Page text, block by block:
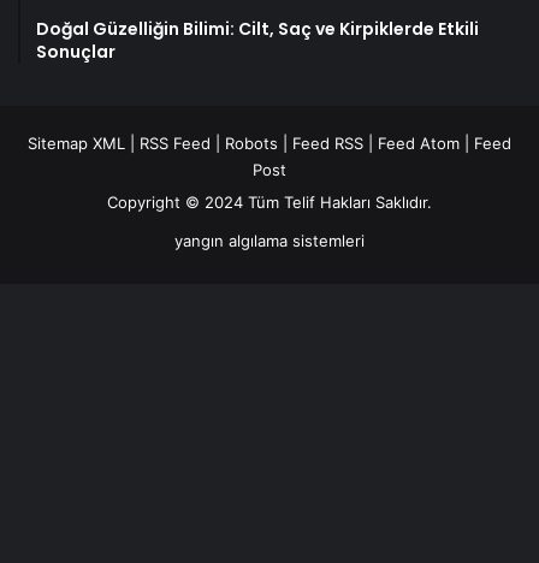
Doğal Güzelliğin Bilimi: Cilt, Saç ve Kirpiklerde Etkili
Sonuçlar
Sitemap XML RSS Feed Robots Feed RSS Feed Atom
Feed
Post
Copyright © 2024 Tüm Telif Hakları Saklıdır.
yangın algılama sistemleri